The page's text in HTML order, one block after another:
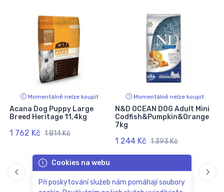
Momentálně nelze koupit
Acana Dog Puppy Large
Breed Heritage 11,4kg
1 762 Kč 1 814 Kč
Momentálně nelze koupit
N&D OCEAN DOG Adult Mini
Codfish&Pumpkin&Orange
7kg
1 244 Kč 1 393 Kč
Cookies na webu
Při poskytování služeb nám pomáhají soubory